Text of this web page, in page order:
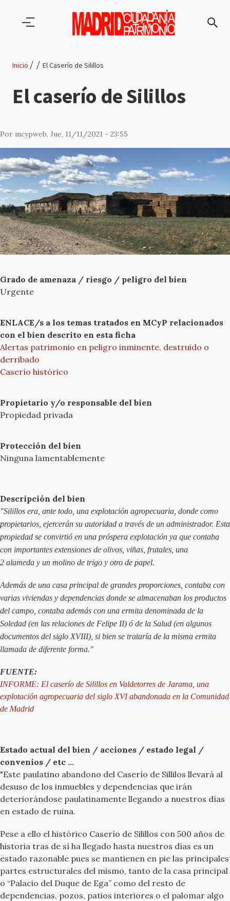
Ruta
de
navegación
Inicio El Caserío de Silillos
El caserío de Silillos
Por mcypweb, Jue, 11/11/2021 - 23:55
Grado de amenaza / riesgo / peligro del bien
Urgente
ENLACE/s a los temas tratados en MCyP relacionados
con el bien descrito en esta ficha
Alertas patrimonio en peligro inminente, destruido o
derribado
Caserío histórico
Propietario y/o responsable del bien
Propiedad privada
Protección del bien
Ninguna lamentablemente
Descripción del bien
"Silillos era, ante todo, una explotación agropecuaria, donde como
propietarios, ejercerán su autoridad a través de un administrador. Esta
propiedad se convirtió en una próspera explotación ya que contaba
con importantes extensiones de olivos, viñas, frutales, una
2 alameda y un molino de trigo y otro de papel.
Además de una casa principal de grandes proporciones, contaba con
varias viviendas y dependencias donde se almacenaban los productos
del campo, contaba además con una ermita denominada de la
Soledad (en las relaciones de Felipe II) ó de la Salud (en algunos
documentos del siglo XVIII), si bien se trataría de la misma ermita
llamada de diferente forma."
FUENTE:
INFORME: El caserío de Silillos en Valdetorres de Jarama, una
explotación agropecuaria del siglo XVI abandonada en la Comunidad
de Madrid
Estado actual del bien / acciones / estado legal /
convenios / etc ...
"Este paulatino abandono del Caserío de Sillilos llevará al
desuso de los inmuebles y dependencias que irán
deteriorándose paulatinamente llegando a nuestros días
en estado de ruina.
Pese a ello el histórico Caserío de Silillos con 500 años de
historia tras de sí ha llegado hasta nuestros días es un
estado razonable pues se mantienen en pie las principales
partes estructurales del mismo, tanto de la casa principal
o “Palacio del Duque de Ega” como del resto de
dependencias, pozos, patios interiores o el palomar algo